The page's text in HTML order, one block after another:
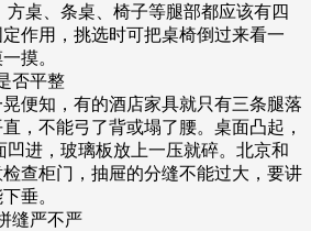
方桌、条桌、椅子等腿部都应该有四
作用，挑选时可把桌椅倒过来看一
摸。
否平整
知，有的酒店家具就只有三条腿落
，不能弓了背或塌了腰。桌面凸起，
凹进，玻璃板放上一压就碎。北京和
查柜门，抽屉的分缝不能过大，要讲
垂。
严不严